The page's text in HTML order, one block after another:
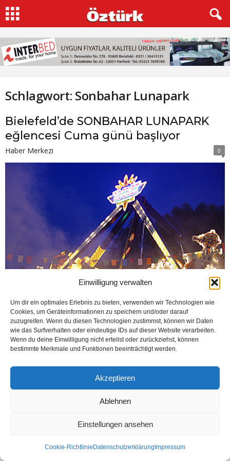
Einwilligung verwalten
Um dir ein optimales Erlebnis zu bieten, verwenden wir Technologien wie
Cookies, um Geräteinformationen zu speichern und/oder darauf
zuzugreifen. Wenn du diesen Technologien zustimmst, können wir Daten
wie das Surfverhalten oder eindeutige IDs auf dieser Website verarbeiten.
Wenn du deine Einwilligung nicht erteilst oder zurückziehst, können
bestimmte Merkmale und Funktionen beeinträchtigt werden.
Akzeptieren
Ablehnen
Einstellungen ansehen
Cookie-Richtlinie Datenschutzerklärung Impressum
Schlagwort: Sonbahar Lunapark
Bielefeld’de SONBAHAR LUNAPARK
eğlencesi Cuma günü başlıyor
Haber Merkezi 0
BIELEFELD (Öztürk) Bielefeld’in en büyük eğlence organizesi olan, her sene
sonu yaklaşırken tertiplenen geleneksel LUNAPARK günleri 25 Ekim Cuma
Datenschutzerklärung
Impressum